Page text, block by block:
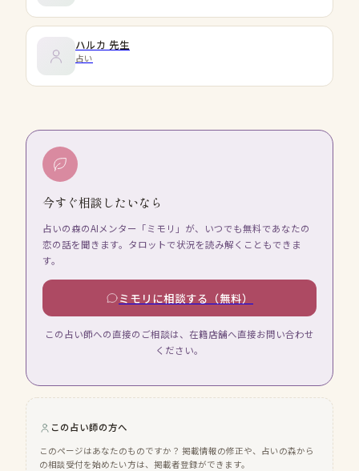
ハルカ 先生
占い
今すぐ相談したいなら
占いの森のAIメンター「ミモリ」が、いつでも無料であなたの
恋の話を聞きます。タロットで状況を読み解くこともできま
す。
ミモリに相談する（無料）
この占い師への直接のご相談は、在籍店舗へ直接お問い合わせ
ください。
この占い師の方へ
このページはあなたのものですか？ 掲載情報の修正や、占いの森から
の相談受付を始めたい方は、掲載者登録ができます。